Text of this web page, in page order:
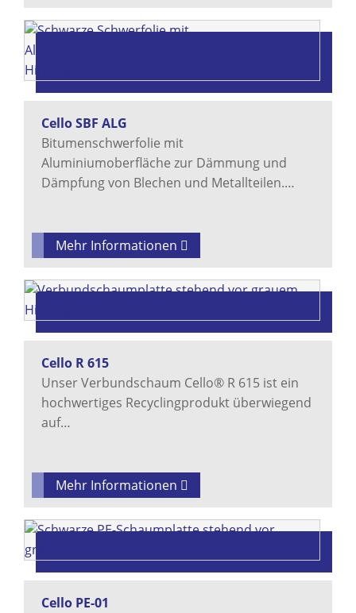
Cello SBF ALG
Bitumenschwerfolie mit
Aluminiumoberfläche zur Dämmung und
Dämpfung von Blechen und Metallteilen.…
Mehr Informationen
Cello R 615
Unser Verbundschaum Cello® R 615 ist ein
hochwertiges Recyclingprodukt überwiegend
auf…
Mehr Informationen
Cello PE-01